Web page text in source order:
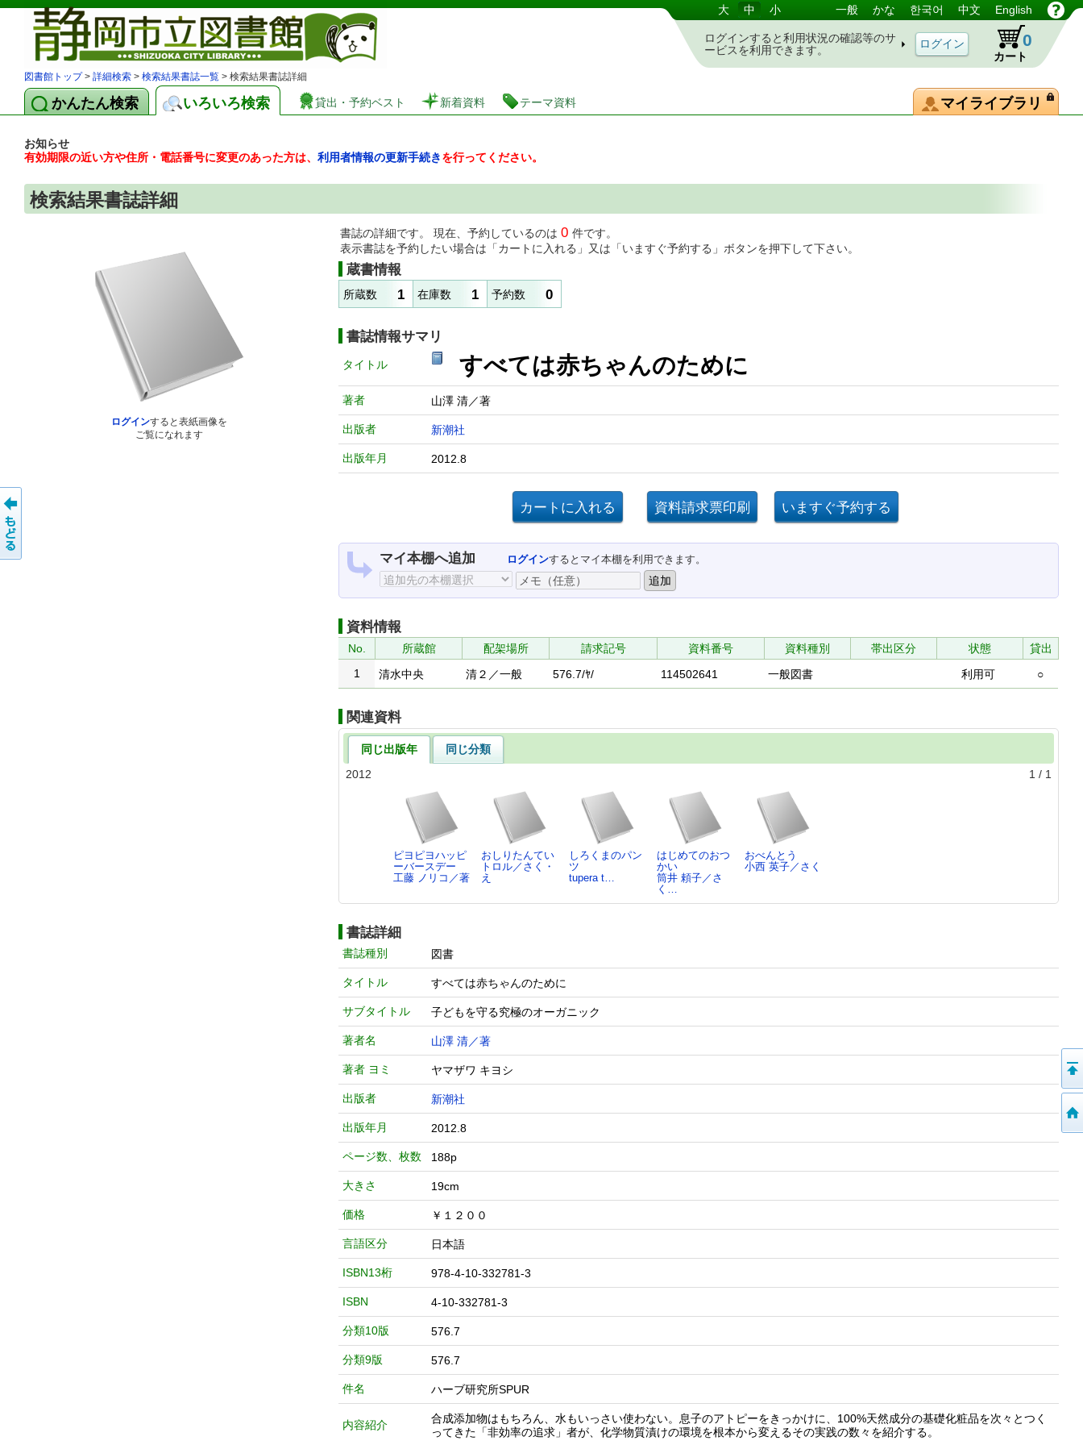
図書館 蔵書検索・予約システム 大 中 小 一般 かな 한국어 中文 English
ログインすると利用状況の確認等のサ
ービスを利用できます。
カート
0
図書館トップ> 詳細検索 > 検索結果書誌一覧 > 検索結果書誌詳細
かんたん検索 いろいろ検索 貸出・予約ベスト 新着資料 テーマ資料 マイライブラリ
お知らせ
有効期限の近い方や住所・電話番号に変更のあった方は、 利用者情報の更新手続きを行ってください。
検索結果書誌詳細
ログインすると表紙画像を
ご覧になれます
書誌の詳細です。 現在、予約しているのは 0 件です。
表示書誌を予約したい場合は「カートに入れる」又は「いますぐ予約する」ボタンを押下して下さい。
蔵書情報
所蔵数 1 在庫数 1 予約数 0
書誌情報サマリ
タイトル すべては赤ちゃんのために
著者 山澤 清／著
出版者 新潮社
出版年月 2012.8
マイ本棚へ追加 ログインするとマイ本棚を利用できます。
資料情報
No. 所蔵館 配架場所 請求記号 資料番号 資料種別 帯出区分 状態
貸出
1
清水中央 清２／一般 576.7/ﾔ/ 114502641 一般図書 利用可 ○
関連資料
同じ出版年
同じ分類
2012
1 / 1
ピヨピヨハッピ
ーバースデー
工藤 ノリコ／著
おしりたんてい
トロル／さく・
え
しろくまのパン
ツ
tupera t…
はじめてのおつ
かい
筒井 頼子／さ
く…
おべんとう
小西 英子／さく
書誌詳細
書誌種別 図書
タイトル すべては赤ちゃんのために
サブタイトル 子どもを守る究極のオーガニック
著者名 山澤 清／著
著者 ヨミ ヤマザワ キヨシ
出版者 新潮社
出版年月 2012.8
ページ数、枚数 188p
大きさ 19cm
価格 ￥１２００
言語区分 日本語
ISBN13桁 978-4-10-332781-3
ISBN 4-10-332781-3
分類10版 576.7
分類9版 576.7
件名 ハーブ研究所SPUR
内容紹介
合成添加物はもちろん、水もいっさい使わない。息子のアトピーをきっかけに、100%天然成分の基礎化粧品を次々とつく
ってきた「非効率の追求」者が、化学物質漬けの環境を根本から変えるその実践の数々を紹介する。